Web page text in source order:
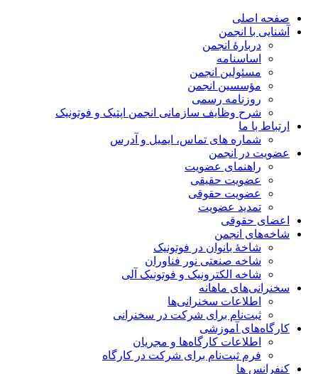
صفحه اصلی
آشنایی با انجمن
دربارۀ انجمن
اساسنامه
مسئولین انجمن
مؤسسین انجمن
روزنامه رسمی
شرح وظایف سازمانی انجمن اپتیک و فوتونیک
ارتباط با ما
شماره های تماس، ایمیل و آدرس
عضویت در انجمن
راهنمای عضویت
عضویت حقیقی
عضویت حقوقی
تمدید عضویت
اعضای حقوقی
شاخه‌های انجمن
شاخۀ بانوان در فوتونیک
شاخه صنعتی نور فناوران
شاخه‌ الکترونیک و فوتونیک آلی
سخنرانی‌های ماهانه
اطلاعات سخنرانی‌‌ها
ثبت‌نام برای شرکت در سخنرانی
کارگاه‌های آموزشی
اطلاعات کارگاه‌ها و مجریان
فرم ثبت‌نام برای شرکت در کارگاه
کنفرانس ها